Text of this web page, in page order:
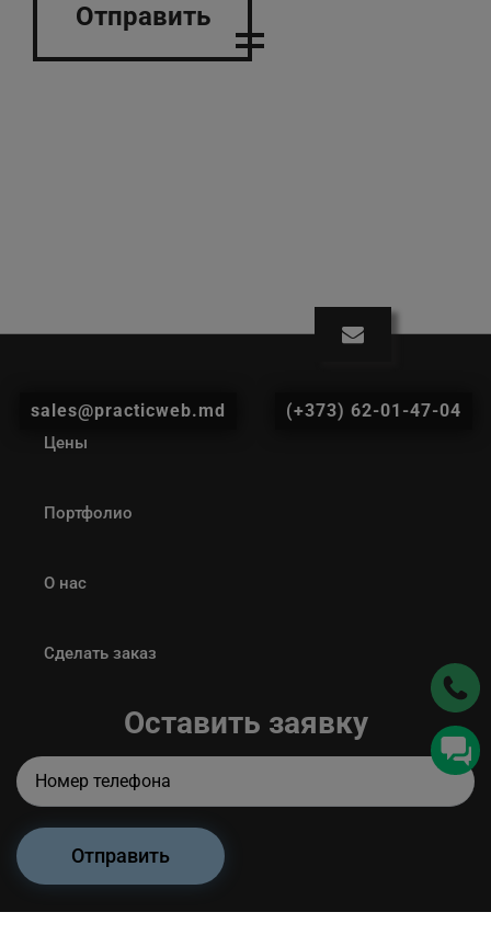
Отправить
sales@practicweb.md (+373) 62-01-47-04
Цены
Портфолио
О нас
Сделать заказ
Оставить заявку